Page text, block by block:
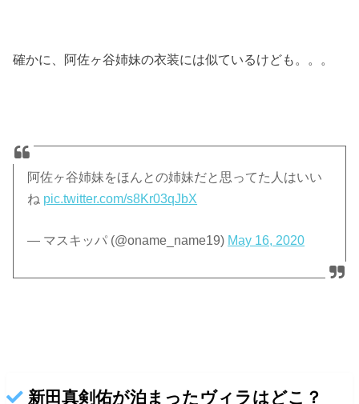
確かに、阿佐ヶ谷姉妹の衣装には似ているけども。。。
阿佐ヶ谷姉妹をほんとの姉妹だと思ってた人はいい
ね pic.twitter.com/s8Kr03qJbX
— マスキッパ (@oname_name19) May 16, 2020
新田真剣佑が泊まったヴィラはどこ？